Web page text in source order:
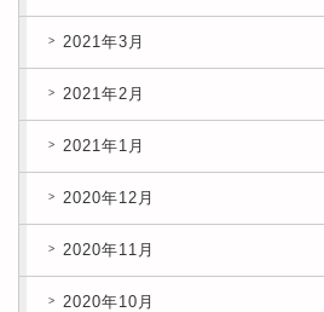
2021年3月
2021年2月
2021年1月
2020年12月
2020年11月
2020年10月